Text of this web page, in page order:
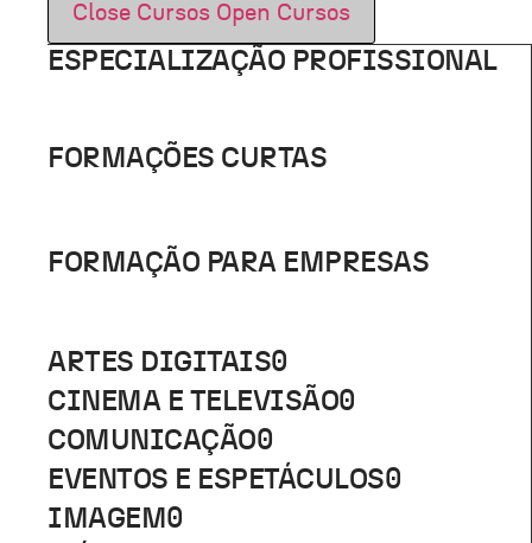
Close Cursos Open Cursos
ESPECIALIZAÇÃO PROFISSIONAL
FORMAÇÕES CURTAS
FORMAÇÃO PARA EMPRESAS
ARTES DIGITAIS0
CINEMA E TELEVISÃO0
COMUNICAÇÃO0
EVENTOS E ESPETÁCULOS0
IMAGEM 0